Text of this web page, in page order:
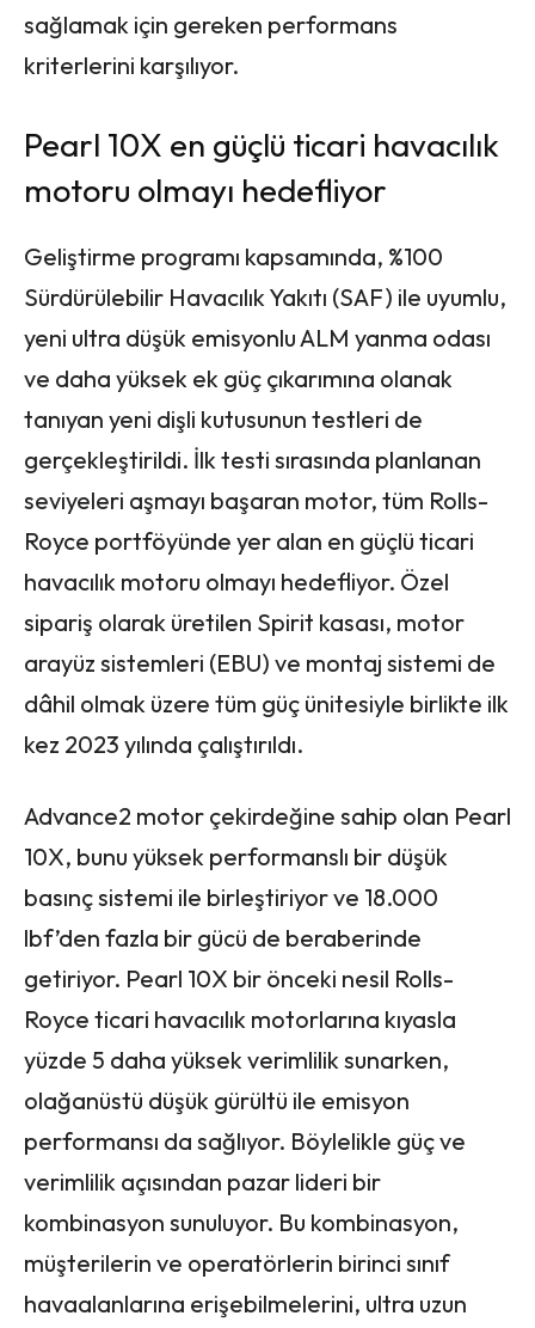
sağlamak için gereken performans
kriterlerini karşılıyor.
Pearl 10X en güçlü ticari havacılık
motoru olmayı hedefliyor
Geliştirme programı kapsamında, %100
Sürdürülebilir Havacılık Yakıtı (SAF) ile uyumlu,
yeni ultra düşük emisyonlu ALM yanma odası
ve daha yüksek ek güç çıkarımına olanak
tanıyan yeni dişli kutusunun testleri de
gerçekleştirildi. İlk testi sırasında planlanan
seviyeleri aşmayı başaran motor, tüm Rolls-
Royce portföyünde yer alan en güçlü ticari
havacılık motoru olmayı hedefliyor. Özel
sipariş olarak üretilen Spirit kasası, motor
arayüz sistemleri (EBU) ve montaj sistemi de
dâhil olmak üzere tüm güç ünitesiyle birlikte ilk
kez 2023 yılında çalıştırıldı.
Advance2 motor çekirdeğine sahip olan Pearl
10X, bunu yüksek performanslı bir düşük
basınç sistemi ile birleştiriyor ve 18.000
lbf’den fazla bir gücü de beraberinde
getiriyor. Pearl 10X bir önceki nesil Rolls-
Royce ticari havacılık motorlarına kıyasla
yüzde 5 daha yüksek verimlilik sunarken,
olağanüstü düşük gürültü ile emisyon
performansı da sağlıyor. Böylelikle güç ve
verimlilik açısından pazar lideri bir
kombinasyon sunuluyor. Bu kombinasyon,
müşterilerin ve operatörlerin birinci sınıf
havaalanlarına erişebilmelerini, ultra uzun